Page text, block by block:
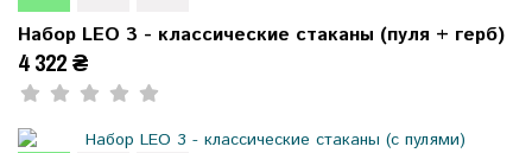
Набор LEO 3 - классические стаканы (пуля + герб)
4 322 ₴